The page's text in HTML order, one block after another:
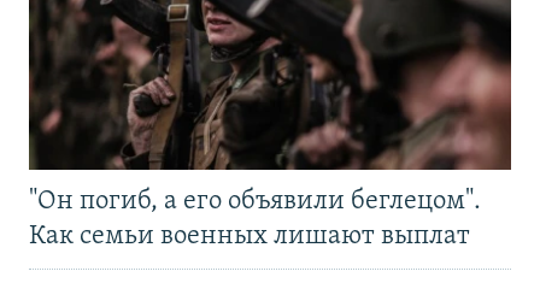
"Он погиб, а его объявили беглецом".
Как семьи военных лишают выплат